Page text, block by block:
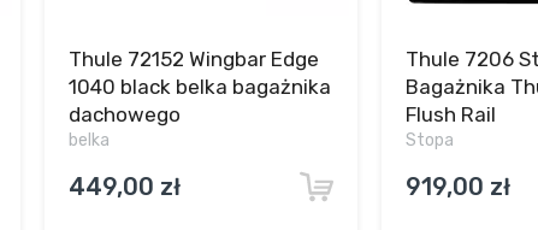
Thule 72152 Wingbar Edge
1040 black belka bagażnika
dachowego
belka
449,00 zł
Thule 7206
Bagażnika
Flush Rail
Stopa
919,00 zł